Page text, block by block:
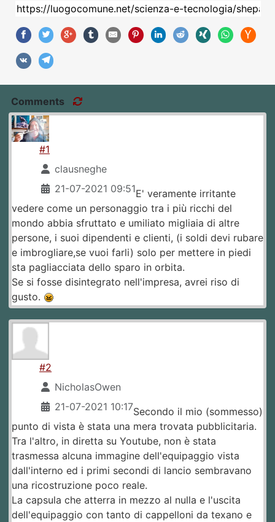
Comments
#1
clausneghe
21-07-2021 09:51E' veramente irritante
vedere come un personaggio tra i più ricchi del
mondo abbia sfruttato e umiliato migliaia di altre
persone, i suoi dipendenti e clienti, (i soldi devi rubare
e imbrogliare,se vuoi farli) solo per mettere in piedi
sta pagliacciata dello sparo in orbita.
Se si fosse disintegrato nell'impresa, avrei riso di
gusto.
#2
NicholasOwen
21-07-2021 10:17Secondo il mio (sommesso)
punto di vista è stata una mera trovata pubblicitaria.
Tra l'altro, in diretta su Youtube, non è stata
trasmessa alcuna immagine dell'equipaggio vista
dall'interno ed i primi secondi di lancio sembravano
una ricostruzione poco reale.
La capsula che atterra in mezzo al nulla e l'uscita
dell'equipaggio con tanto di cappelloni da texano e